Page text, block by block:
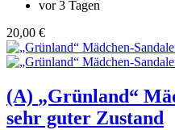
vor 3 Tagen
20,00 €
(A) „Grünland“
sehr guter Zustand